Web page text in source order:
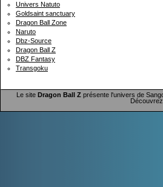
Univers Natuto
Goldsaint sanctuary
Dragon Ball Zone
Naruto
Dbz-Source
Dragon Ball Z
DBZ Fantasy
Transgoku
Le site Dragon Ball Zprésente l'univers de